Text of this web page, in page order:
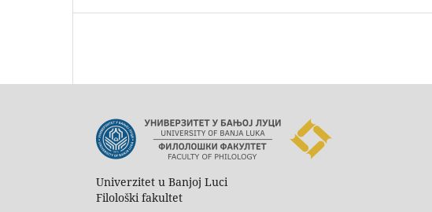
Univerzitet u Banjoj Luci
Filološki fakultet